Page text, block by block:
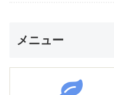
メニュー